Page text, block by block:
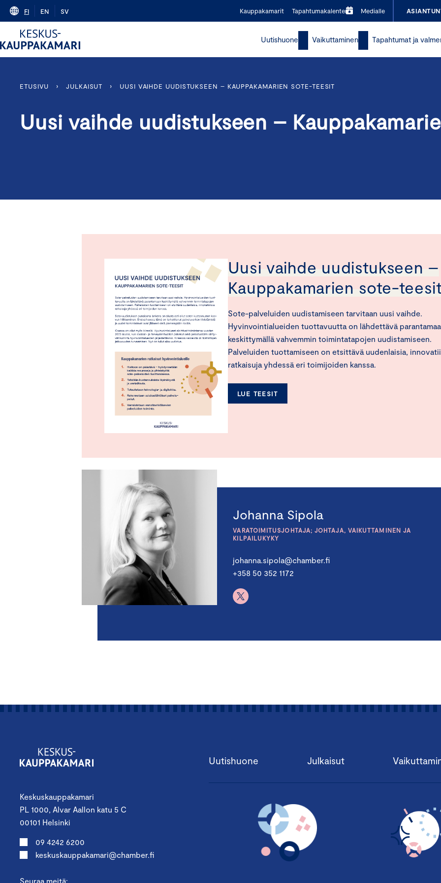
Skip
content
FI EN SV Kauppakamarit Tapahtumakalenteri Medialle
Uutishuone Vaikuttaminen Tapahtumat ja
ETUSIVU › JULKAISUT › UUSI VAIHDE UUDISTUKSEEN – KAUPPAKAMARIEN SOTE-TEESIT
Uusi vaihde uudistukseen –
Uusi vaihde uudistukseen –
Kauppakamarien sote-
Sote-palveluiden uudistamiseen tarvitaan uusi vaihde.
Hyvinvointialueiden tuottavuutta on lähdettävä
keskittymällä vahvemmin toimintatapojen uudistamiseen.
Palveluiden tuottamiseen on etsittävä uudenlaisia,
ratkaisuja yhdessä eri toimijoiden kanssa.
LUE TEESIT
Johanna Sipola
VARATOIMITUSJOHTAJA; JOHTAJA, VAIKUTTAMINEN JA
KILPAILUKYKY
johanna.sipola@chamber.fi
+358 50 352 1172
Keskuskauppakamari
PL 1000, Alvar Aallon katu 5 C
00101 Helsinki
09 4242 6200
keskuskauppakamari@chamber.fi
Seuraa meitä:
Uutishuone Julkaisut